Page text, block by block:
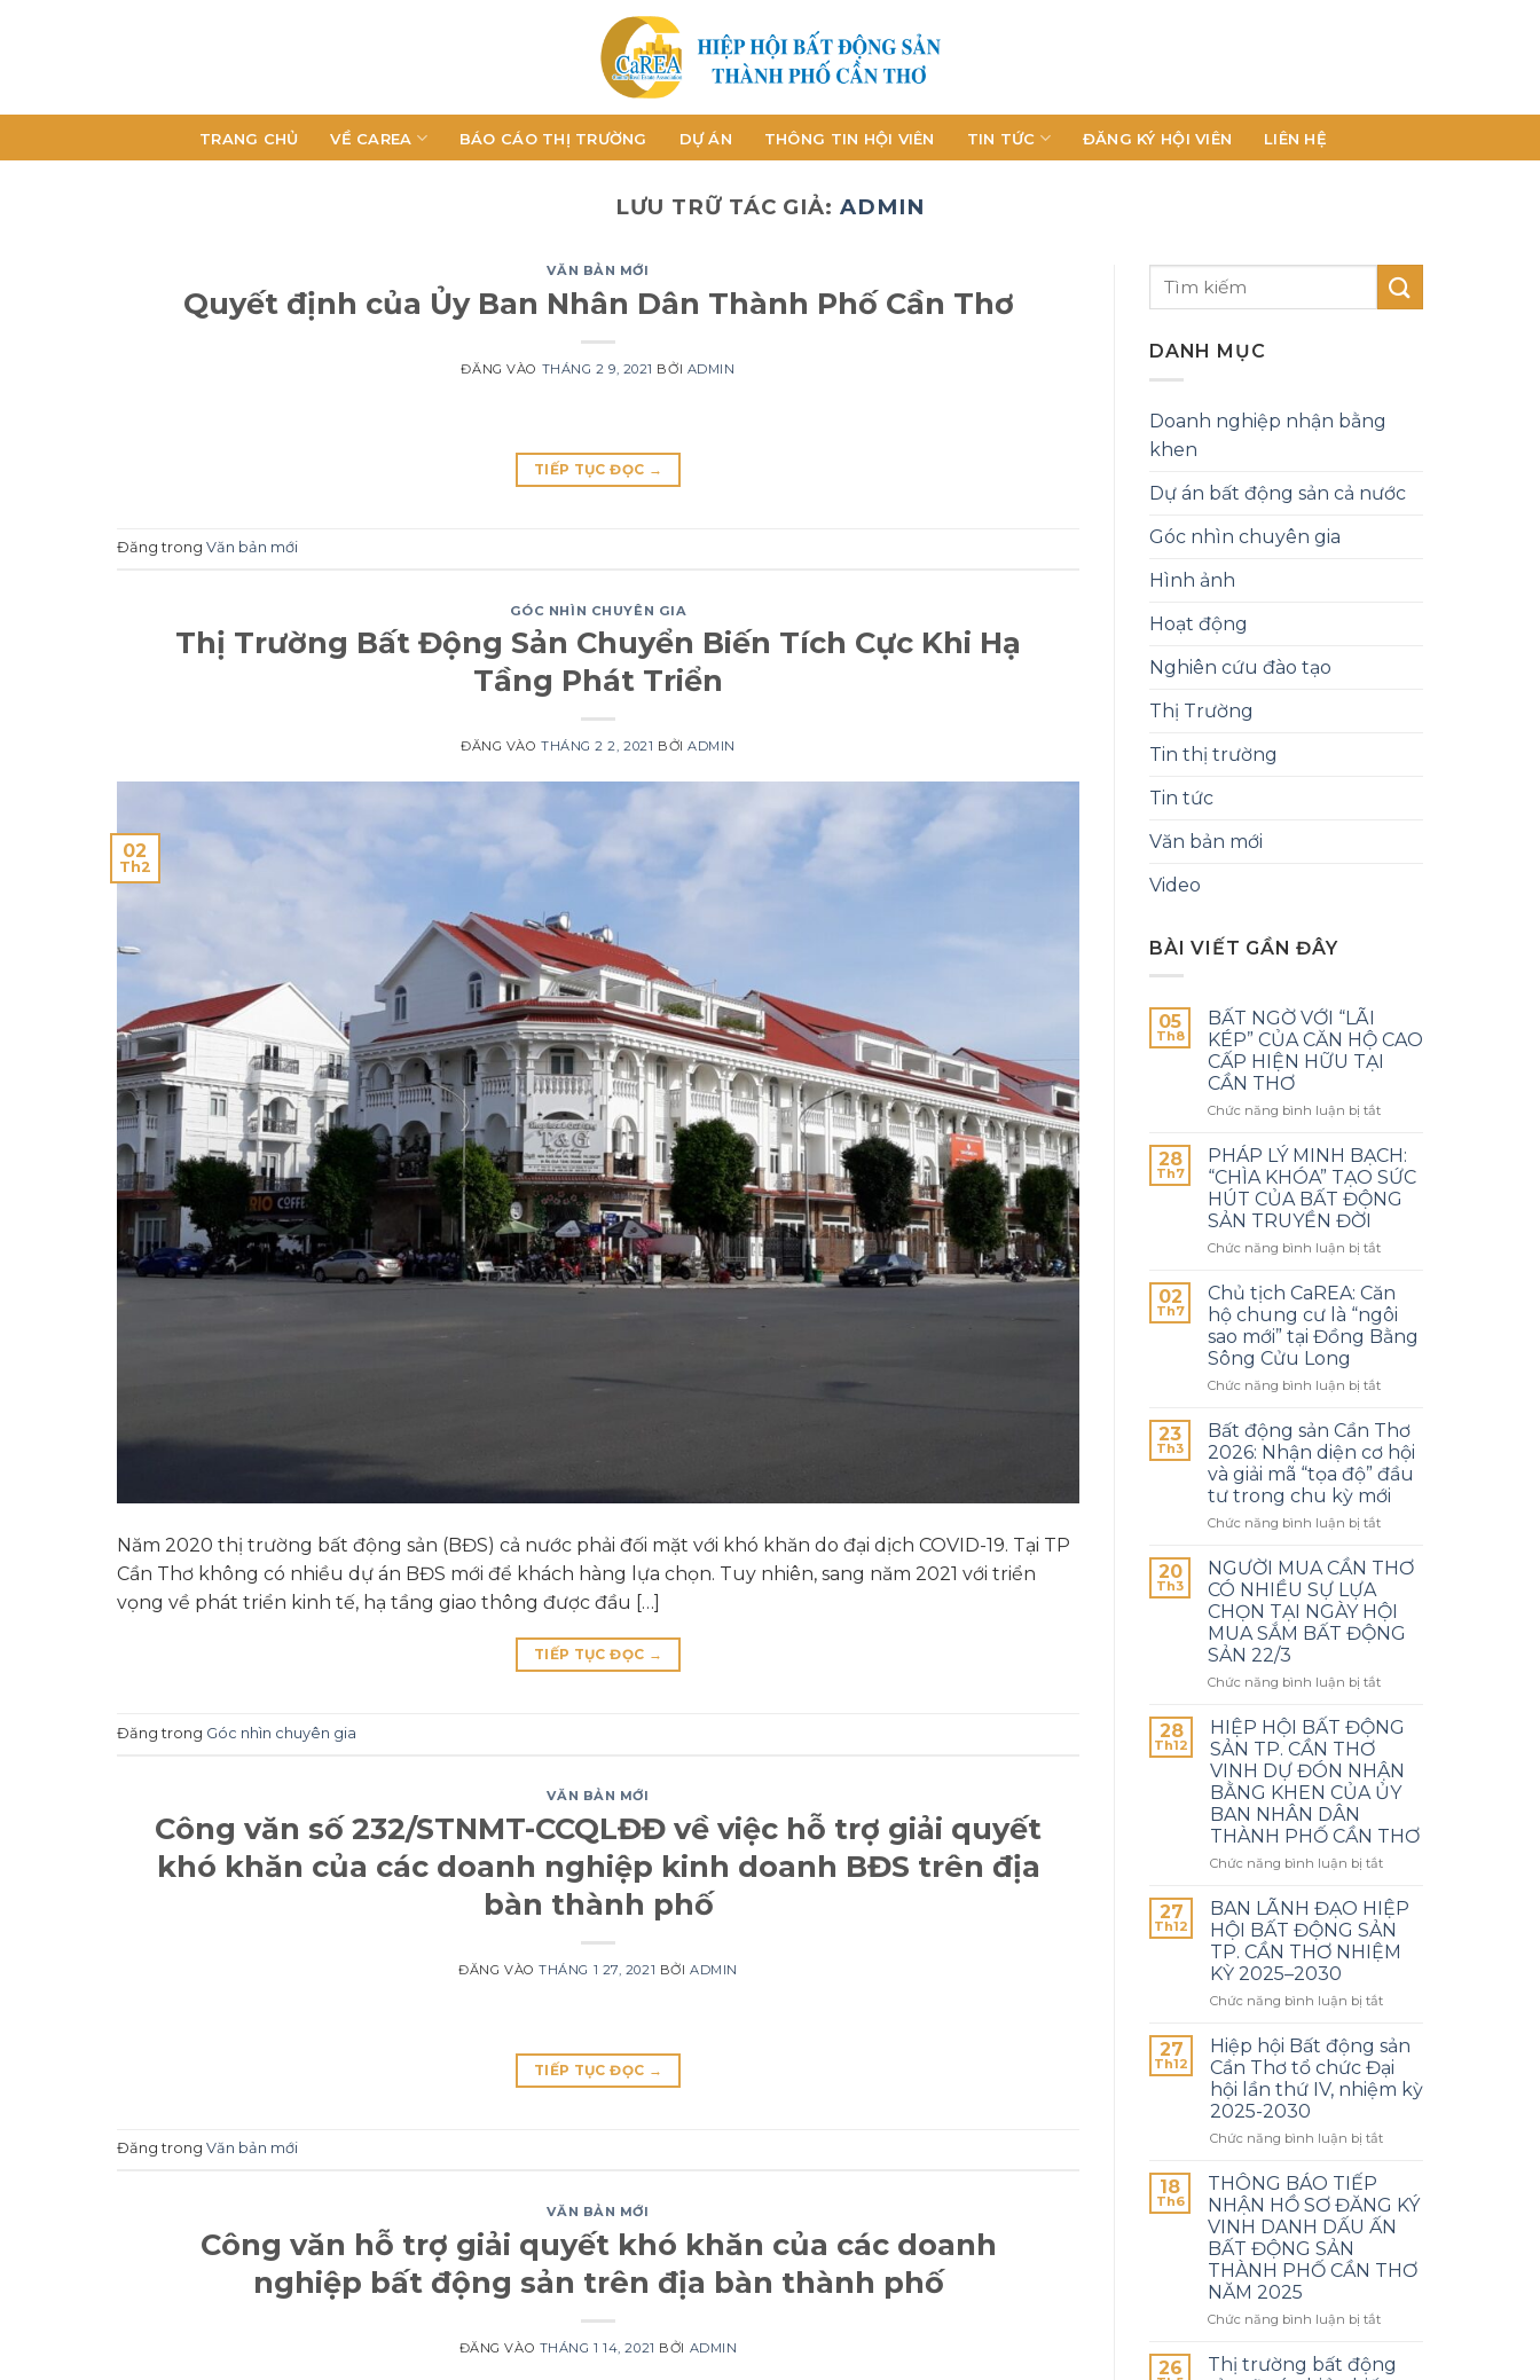
TRANG CHỦ VỀ CAREA BÁO CÁO THỊ TRƯỜNG DỰ ÁN THÔNG TIN HỘI VIÊN TIN TỨC ĐĂNG KÝ HỘI VIÊN LIÊN HỆ
LƯU TRỮ TÁC GIẢ:ADMIN
VĂN BẢN MỚI
Quyết định của Ủy Ban Nhân Dân Thành Phố Cần Thơ
ĐĂNG VÀO THÁNG 2 9, 2021 BỞI ADMIN
TIẾP TỤC ĐỌC →
Đăng trong Văn bản mới
GÓC NHÌN CHUYÊN GIA
Thị Trường Bất Động Sản Chuyển Biến Tích Cực Khi Hạ
Tầng Phát Triển
ĐĂNG VÀO THÁNG 2 2, 2021 BỞIADMIN
02
Th2
Năm 2020 thị trường bất động sản (BĐS) cả nước phải đối mặt với khó khăn do đại dịch COVID-19. Tại TP
Cần Thơ không có nhiều dự án BĐS mới để khách hàng lựa chọn. Tuy nhiên, sang năm 2021 với triển
vọng về phát triển kinh tế, hạ tầng giao thông được đầu […]
TIẾP TỤC ĐỌC →
Đăng trong Góc nhìn chuyên gia
VĂN BẢN MỚI
Công văn số 232/STNMT-CCQLĐĐ về việc hỗ trợ giải quyết
khó khăn của các doanh nghiệp kinh doanh BĐS trên địa
bàn thành phố
ĐĂNG VÀOTHÁNG 1 27, 2021 BỞI ADMIN
TIẾP TỤC ĐỌC →
Đăng trong Văn bản mới
VĂN BẢN MỚI
Công văn hỗ trợ giải quyết khó khăn của các doanh
nghiệp bất động sản trên địa bàn thành phố
ĐĂNG VÀO THÁNG 1 14, 2021 BỞI ADMIN
DANH MỤC
Doanh nghiệp nhận bằng
khen
Dự án bất động sản cả nước
Góc nhìn chuyên gia
Hình ảnh
Hoạt động
Nghiên cứu đào tạo
Thị Trường
Tin thị trường
Tin tức
Văn bản mới
Video
BÀI VIẾT GẦN ĐÂY
05
Th8
BẤT NGỜ VỚI “LÃI
KÉP” CỦA CĂN HỘ CAO
CẤP HIỆN HỮU TẠI
CẦN THƠ
Chức năng bình luận bị tắt
28
Th7
PHÁP LÝ MINH BẠCH:
“CHÌA KHÓA” TẠO SỨC
HÚT CỦA BẤT ĐỘNG
SẢN TRUYỀN ĐỜI
Chức năng bình luận bị tắt
02
Th7
Chủ tịch CaREA: Căn
hộ chung cư là “ngôi
sao mới” tại Đồng Bằng
Sông Cửu Long
Chức năng bình luận bị tắt
23
Th3
Bất động sản Cần Thơ
2026: Nhận diện cơ hội
và giải mã “tọa độ” đầu
tư trong chu kỳ mới
Chức năng bình luận bị tắt
20
Th3
NGƯỜI MUA CẦN THƠ
CÓ NHIỀU SỰ LỰA
CHỌN TẠI NGÀY HỘI
MUA SẮM BẤT ĐỘNG
SẢN 22/3
Chức năng bình luận bị tắt
28
Th12
HIỆP HỘI BẤT ĐỘNG
SẢN TP. CẦN THƠ
VINH DỰ ĐÓN NHẬN
BẰNG KHEN CỦA ỦY
BAN NHÂN DÂN
THÀNH PHỐ CẦN THƠ
Chức năng bình luận bị tắt
27
Th12
BAN LÃNH ĐẠO HIỆP
HỘI BẤT ĐỘNG SẢN
TP. CẦN THƠ NHIỆM
KỲ 2025–2030
Chức năng bình luận bị tắt
27
Th12
Hiệp hội Bất động sản
Cần Thơ tổ chức Đại
hội lần thứ IV, nhiệm kỳ
2025-2030
Chức năng bình luận bị tắt
18
Th6
THÔNG BÁO TIẾP
NHẬN HỒ SƠ ĐĂNG KÝ
VINH DANH DẤU ẤN
BẤT ĐỘNG SẢN
THÀNH PHỐ CẦN THƠ
NĂM 2025
Chức năng bình luận bị tắt
26
Thị trường bất động